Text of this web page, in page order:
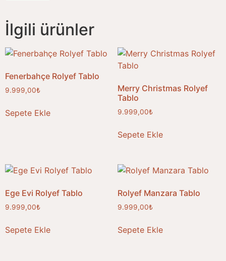
İlgili ürünler
Fenerbahçe Rolyef Tablo
9.999,00₺
Sepete Ekle
Merry Christmas Rolyef
Tablo
9.999,00₺
Sepete Ekle
Ege Evi Rolyef Tablo
9.999,00₺
Sepete Ekle
Rolyef Manzara Tablo
9.999,00₺
Sepete Ekle